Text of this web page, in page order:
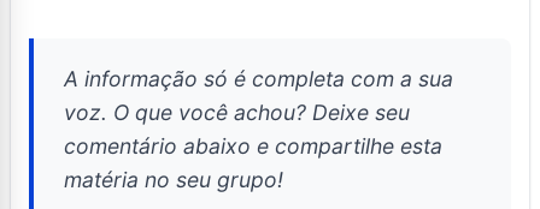
A informação só é completa com a sua
voz. O que você achou? Deixe seu
comentário abaixo e compartilhe esta
matéria no seu grupo!